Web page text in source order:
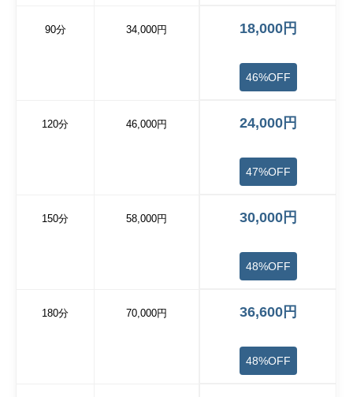
90分 34,000円 18,000円
46%OFF
120分 46,000円 24,000円
47%OFF
150分 58,000円 30,000円
48%OFF
180分 70,000円 36,600円
48%OFF